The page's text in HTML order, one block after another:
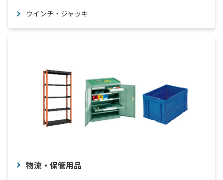
ウインチ・ジャッキ
物流・保管用品